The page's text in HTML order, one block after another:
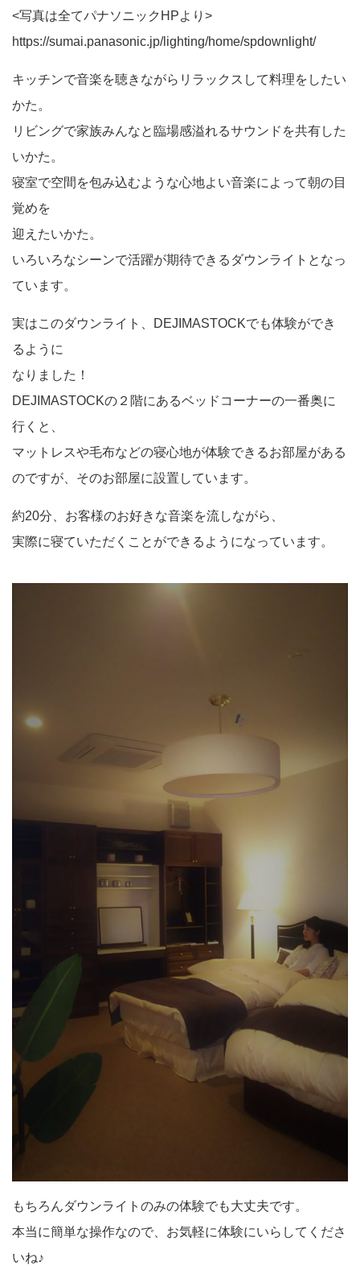
<写真は全てパナソニックHPより>
https://sumai.panasonic.jp/lighting/home/spdownlight/
キッチンで音楽を聴きながらリラックスして料理をしたい
かた。
リビングで家族みんなと臨場感溢れるサウンドを共有した
いかた。
寝室で空間を包み込むような心地よい音楽によって朝の目
覚めを
迎えたいかた。
いろいろなシーンで活躍が期待できるダウンライトとなっ
ています。
実はこのダウンライト、DEJIMASTOCKでも体験ができ
るように
なりました！
DEJIMASTOCKの２階にあるベッドコーナーの一番奥に
行くと、
マットレスや毛布などの寝心地が体験できるお部屋がある
のですが、そのお部屋に設置しています。
約20分、お客様のお好きな音楽を流しながら、
実際に寝ていただくことができるようになっています。
もちろんダウンライトのみの体験でも大丈夫です。
本当に簡単な操作なので、お気軽に体験にいらしてくださ
いね♪